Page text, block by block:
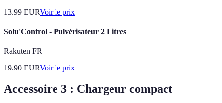
13.99 EURVoir le prix
Solu'Control - Pulvérisateur 2 Litres
Rakuten FR
19.90 EURVoir le prix
Accessoire 3 : Chargeur compact